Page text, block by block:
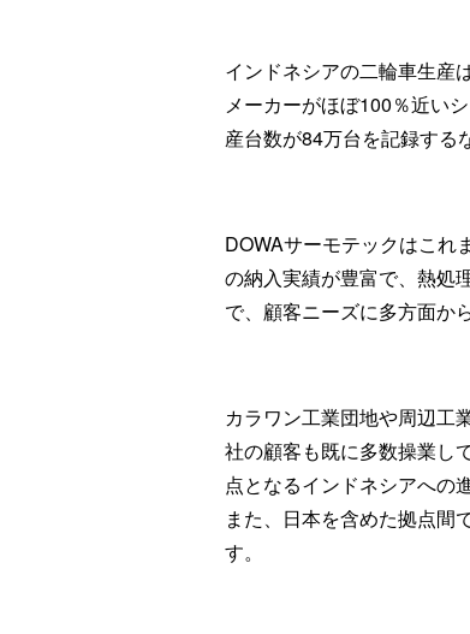
インドネシアの二輪車生産
メーカーがほぼ100％近い
産台数が84万台を記録する
DOWAサーモテックはこれ
の納入実績が豊富で、熱処
で、顧客ニーズに多方面か
カラワン工業団地や周辺工
社の顧客も既に多数操業し
点となるインドネシアへの
また、日本を含めた拠点間
す。